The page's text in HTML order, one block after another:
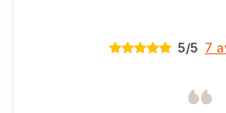
5/5 7